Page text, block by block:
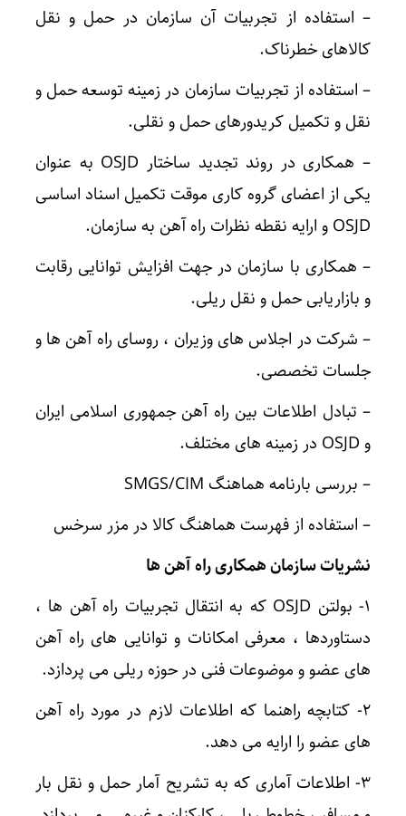
– استفاده از تجربیات آن سازمان در حمل و نقل
کالاهای خطرناک.
– استفاده از تجربیات سازمان در زمینه توسعه حمل و
نقل و تکمیل کریدورهای حمل و نقلی.
– همکاری در روند تجدید ساختار OSJD به عنوان
یکی از اعضای گروه کاری موقت تکمیل اسناد اساسی
OSJD و ارایه نقطه نظرات راه آهن به سازمان.
– همکاری با سازمان در جهت افزایش توانایی رقابت
و بازاریابی حمل و نقل ریلی.
– شرکت در اجلاس های وزیران ، روسای راه آهن ها و
جلسات تخصصی.
– تبادل اطلاعات بین راه آهن جمهوری اسلامی ایران
و OSJD در زمینه های مختلف.
– بررسی بارنامه هماهنگ SMGS/CIM
– استفاده از فهرست هماهنگ کالا در مزر سرخس
نشریات سازمان همکاری راه آهن ها
۱- بولتن OSJD که به انتقال تجربیات راه آهن ها ،
دستاوردها ، معرفی امکانات و توانایی های راه آهن
های عضو و موضوعات فنی در حوزه ریلی می پردازد.
۲- کتابچه راهنما که اطلاعات لازم در مورد راه آهن
های عضو را ارایه می دهد.
۳- اطلاعات آماری که به تشریح آمار حمل و نقل بار